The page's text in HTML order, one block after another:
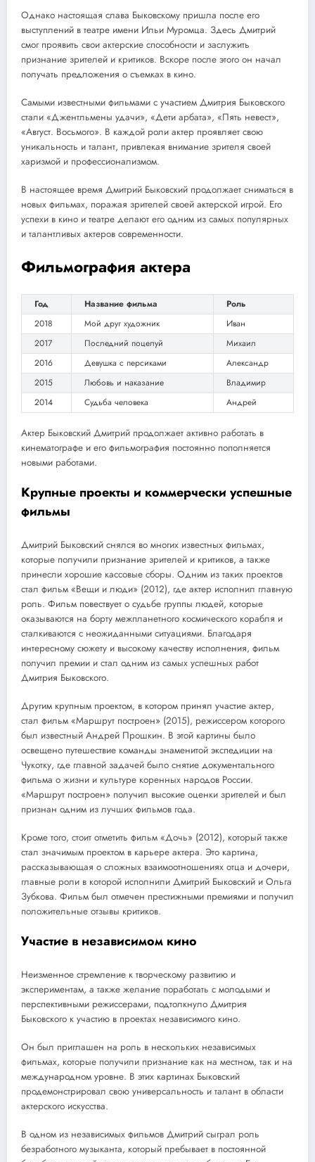
Однако настоящая слава Быковскому пришла после его
выступлений в театре имени Ильи Муромца. Здесь Дмитрий
смог проявить свои актерские способности и заслужить
признание зрителей и критиков. Вскоре после этого он начал
получать предложения о съемках в кино.
Самыми известными фильмами с участием Дмитрия Быковского
стали «Джентльмены удачи», «Дети арбата», «Пять невест»,
«Август. Восьмого». В каждой роли актер проявляет свою
уникальность и талант, привлекая внимание зрителя своей
харизмой и профессионализмом.
В настоящее время Дмитрий Быковский продолжает сниматься в
новых фильмах, поражая зрителей своей актерской игрой. Его
успехи в кино и театре делают его одним из самых популярных
и талантливых актеров современности.
Фильмография актера
Год Название фильма
Роль
2018
Мой друг художник
Иван
2017
Последний поцелуй
Михаил
2016
Девушка с персиками
Александр
2015
Любовь и наказание
Владимир
2014
Судьба человека Андрей
Актер Быковский Дмитрий продолжает активно работать в
кинематографе и его фильмография постоянно пополняется
новыми работами.
Крупные проекты и коммерчески успешные
фильмы
Дмитрий Быковский снялся во многих известных фильмах,
которые получили признание зрителей и критиков, а также
принесли хорошие кассовые сборы. Одним из таких проектов
стал фильм «Вещи и люди» (2012), где актер исполнил главную
роль. Фильм повествует о судьбе группы людей, которые
оказываются на борту межпланетного космического корабля и
сталкиваются с неожиданными ситуациями. Благодаря
интересному сюжету и высокому качеству исполнения, фильм
получил премии и стал одним из самых успешных работ
Дмитрия Быковского.
Другим крупным проектом, в котором принял участие актер,
стал фильм «Маршрут построен» (2015), режиссером которого
был известный Андрей Прошкин. В этой картины было
освещено путешествие команды знаменитой экспедиции на
Чукотку, где главной задачей было снятие документального
фильма о жизни и культуре коренных народов России.
«Маршрут построен» получил высокие оценки зрителей и был
признан одним из лучших фильмов года.
Кроме того, стоит отметить фильм «Дочь» (2012), который также
стал значимым проектом в карьере актера. Это картина,
рассказывающая о сложных взаимоотношениях отца и дочери,
главные роли в которой исполнили Дмитрий Быковский и Ольга
Зубкова. Фильм был отмечен престижными премиями и получил
положительные отзывы критиков.
Участие в независимом кино
Неизменное стремление к творческому развитию и
экспериментам, а также желание поработать с молодыми и
перспективными режиссерами, подтолкнуло Дмитрия
Быковского к участию в проектах независимого кино.
Он был приглашен на роль в нескольких независимых
фильмах, которые получили признание как на местном, так и на
международном уровне. В этих картинах Быковский
продемонстрировал свою универсальность и талант в области
актерского искусства.
В одном из независимых фильмов Дмитрий сыграл роль
безработного музыканта, который пребывает в постоянной